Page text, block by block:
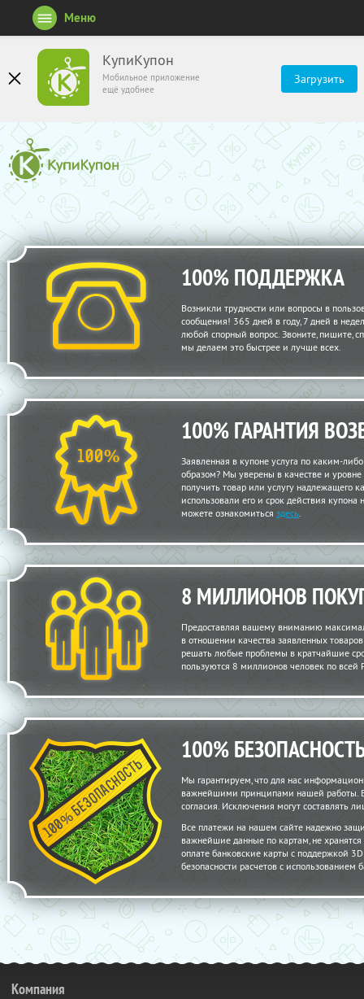
КупиКупон
Мобильное приложение
ещё удобнее
Загрузить
Меню
100% ПОДДЕРЖКА
Возникли трудности или вопросы в
сообщения! 365 дней в году, 7 дней в
любой спорный вопрос. Звоните, пишите,
мы делаем это быстрее и лучше всех.
100% ГАРАНТИЯ
Заявленная в купоне услуга по каким-
образом? Мы уверены в качестве и
получить товар или услугу надлежащего
использовали его и срок действия
можете ознакомиться здесь.
8 МИЛЛИОНОВ
Предоставляя вашему вниманию
в отношении качества заявленных
решать любые проблемы в кратчайшие
пользуются 8 миллионов человек по
100%
Мы гарантируем, что для нас
важнейшими принципами нашей работы.
согласия. Исключения могут составлять
Все платежи на нашем сайте надежно
важнейшие данные по картам, не
оплате банковские карты с поддержкой
безопасности расчетов с использованием
Компания